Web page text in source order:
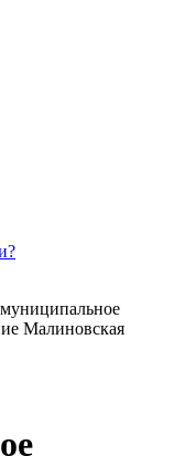
муниципальное
Малиновская